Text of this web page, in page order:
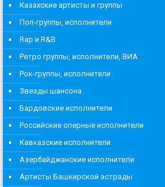
Казахские артисты и группы
Поп-группы, исполнители
Rap и R&B
Ретро группы, исполнители, ВИА
Рок-группы, исполнители
Звезды шансона
Бардовские исполнители
Российские оперные исполнители
Кавказские исполнители
Азербайджанские исполнители
Артисты Башкирской эстрады